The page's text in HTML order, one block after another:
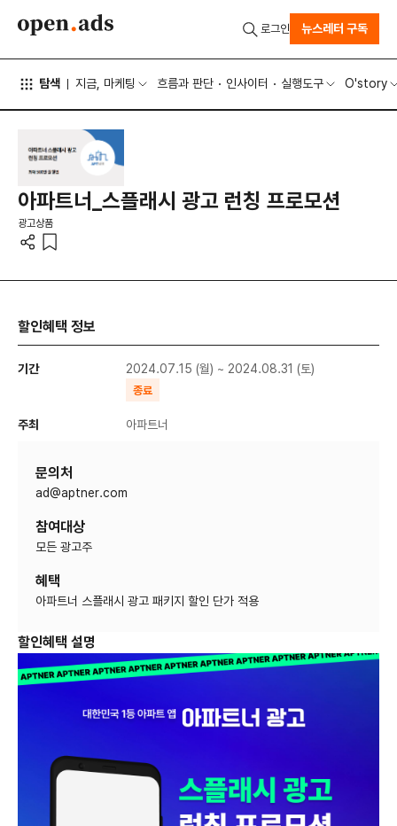
탐색 지금, 마케팅 흐름과 판단 인사이터 실행도구 O'story
로그인 뉴스레터 구독
아파트너_스플래시 광고 런칭 프로모션
광고상품
할인혜택 정보
기간 2024.07.15 (월) ~ 2024.08.31 (토)
종료
주최 아파트너
문의처
참여대상
모든 광고주
혜택
아파트너 스플래시 광고 패키지 할인 단가 적용
할인혜택 설명